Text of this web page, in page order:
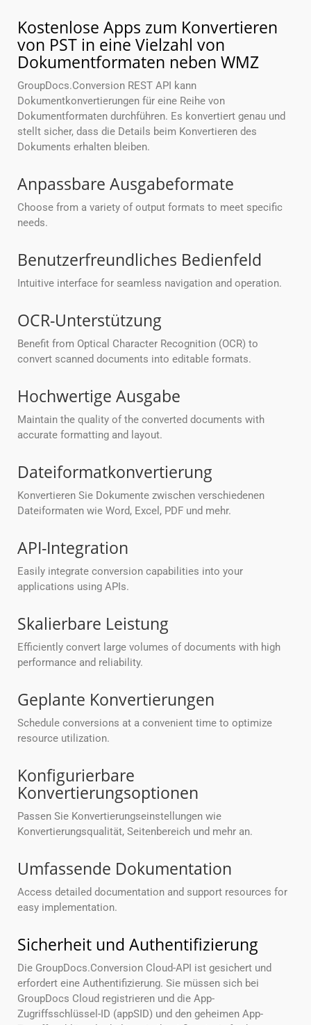
Kostenlose Apps zum Konvertieren
von PST in eine Vielzahl von
Dokumentformaten neben WMZ
GroupDocs.Conversion REST API kann
Dokumentkonvertierungen für eine Reihe von
Dokumentformaten durchführen. Es konvertiert genau und
stellt sicher, dass die Details beim Konvertieren des
Dokuments erhalten bleiben.
Anpassbare Ausgabeformate
Choose from a variety of output formats to meet specific
needs.
Benutzerfreundliches Bedienfeld
Intuitive interface for seamless navigation and operation.
OCR-Unterstützung
Benefit from Optical Character Recognition (OCR) to
convert scanned documents into editable formats.
Hochwertige Ausgabe
Maintain the quality of the converted documents with
accurate formatting and layout.
Dateiformatkonvertierung
Konvertieren Sie Dokumente zwischen verschiedenen
Dateiformaten wie Word, Excel, PDF und mehr.
API-Integration
Easily integrate conversion capabilities into your
applications using APIs.
Skalierbare Leistung
Efficiently convert large volumes of documents with high
performance and reliability.
Geplante Konvertierungen
Schedule conversions at a convenient time to optimize
resource utilization.
Konfigurierbare
Konvertierungsoptionen
Passen Sie Konvertierungseinstellungen wie
Konvertierungsqualität, Seitenbereich und mehr an.
Umfassende Dokumentation
Access detailed documentation and support resources for
easy implementation.
Sicherheit und Authentifizierung
Die GroupDocs.Conversion Cloud-API ist gesichert und
erfordert eine Authentifizierung. Sie müssen sich bei
GroupDocs Cloud registrieren und die App-
Zugriffsschlüssel-ID (appSID) und den geheimen App-